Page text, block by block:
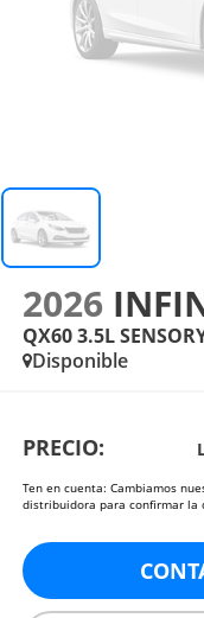
2026
QX60 3.5L
Disponible
PRECIO:
Ten en cuenta: Cambiamos
distribuidora para confirmar la